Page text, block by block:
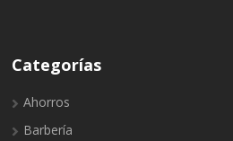
Categorías
Ahorros
Barbería